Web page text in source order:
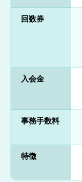
回数券
入会金
事務手数料
特徴